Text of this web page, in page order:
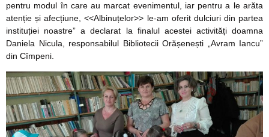
pentru modul în care au marcat evenimentul, iar pentru a le arăta
atenție și afecțiune, <<Albinuțelor>> le-am oferit dulciuri din partea
instituției noastre” a declarat la finalul acestei activități doamna
Daniela Nicula, responsabilul Bibliotecii Orășenești „Avram Iancu”
din Cîmpeni.